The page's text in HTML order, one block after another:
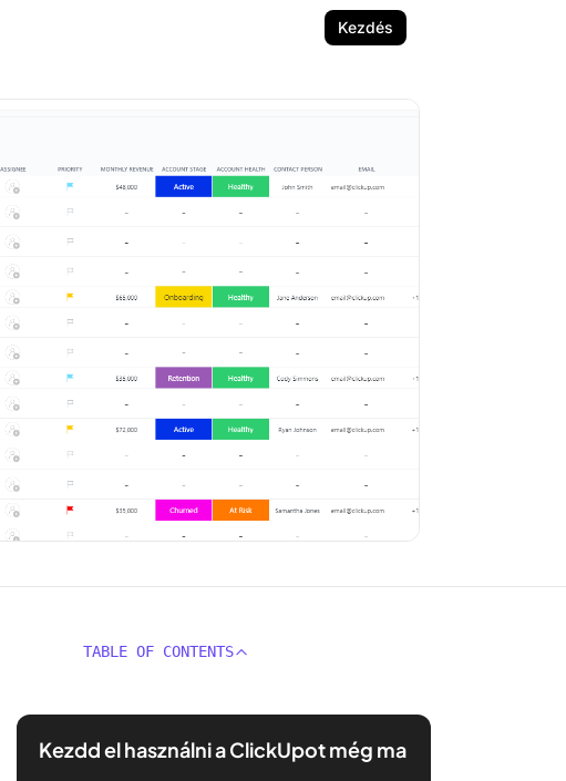
Kezdés
TABLE OF CONTENTS
Kezdd el használni a ClickUpot még ma